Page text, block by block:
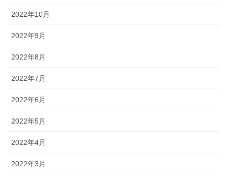
2022年10月
2022年9月
2022年8月
2022年7月
2022年6月
2022年5月
2022年4月
2022年3月